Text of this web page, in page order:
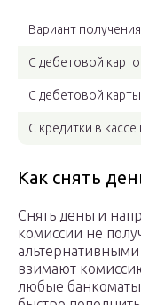
Вариант
С дебетовой
С дебетовой карты
С кредитки в
Как снять
Снять деньги
комиссии не
взимают
любые